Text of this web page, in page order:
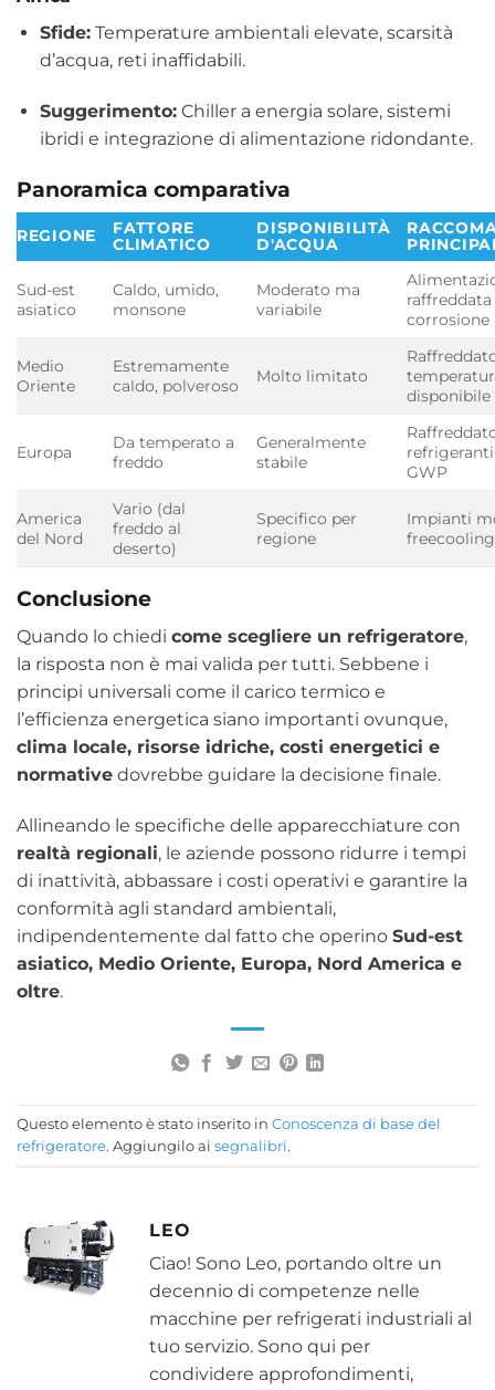
Sfide:Temperature ambientali elevate, scarsità
d’acqua, reti inaffidabili.
Suggerimento:Chiller a energia solare, sistemi
ibridi e integrazione di alimentazione ridondante.
Panoramica comparativa
REGIONE
FATTORE
CLIMATICO
DISPONIBILITÀ
D'ACQUA
Sud-est
asiatico
Caldo, umido,
monsone
Moderato ma
variabile
corrosione
Medio
Oriente
Estremamente
caldo, polveroso
Molto limitato
disponibile
Europa
Da temperato a
freddo
Generalmente
stabile
GWP
America
del Nord
Vario (dal
freddo al
deserto)
Specifico per
regione
Impianti
Conclusione
Quando lo chiedi come scegliere un refrigeratore,
la risposta non è mai valida per tutti. Sebbene i
principi universali come il carico termico e
l’efficienza energetica siano importanti ovunque,
clima locale, risorse idriche, costi energetici e
normative dovrebbe guidare la decisione finale.
Allineando le specifiche delle apparecchiature con
realtà regionali, le aziende possono ridurre i tempi
di inattività, abbassare i costi operativi e garantire la
conformità agli standard ambientali,
indipendentemente dal fatto che operino Sud-est
asiatico, Medio Oriente, Europa, Nord America e
oltre.
Questo elemento è stato inserito in Conoscenza di base del
refrigeratore. Aggiungilo ai segnalibri.
LEO
Ciao! Sono Leo, portando oltre un
decennio di competenze nelle
macchine per refrigerati industriali al
tuo servizio. Sono qui per
condividere approfondimenti,